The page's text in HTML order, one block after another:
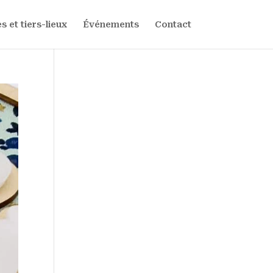
et tiers-lieux Événements Contact